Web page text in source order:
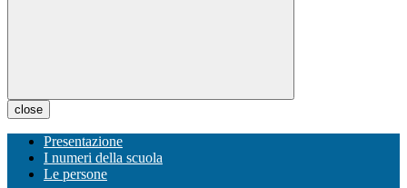
close
Presentazione
I numeri della scuola
Le persone